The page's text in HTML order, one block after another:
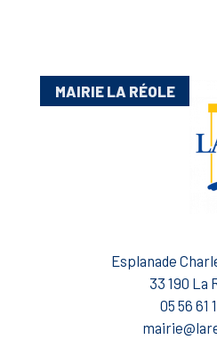
MAIRIE LA RÉOLE
Esplanade
33 190 La
05 56 61